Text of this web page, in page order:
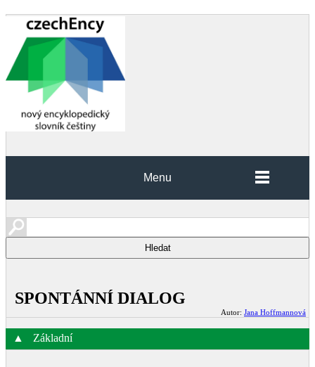
Menu
SPONTÁNNÍ DIALOG
Autor: Jana Hoffmannová
▲ Základní